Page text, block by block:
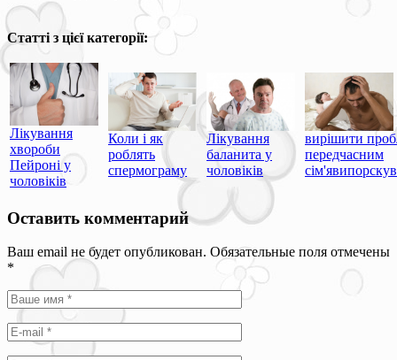
Статті з цієї категорії:
Лікування
хвороби
Пейроні у
чоловіків
Коли і як
роблять
спермограму
Лікування
баланита у
чоловіків
вирішити
передчасним
Оставить комментарий
Ваш email не будет опубликован. Обязательные поля отмечены
*